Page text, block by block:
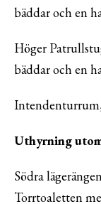
bäddar och en
Höger
bäddar och en
Uthyrning
Södra
Torrtoaletten